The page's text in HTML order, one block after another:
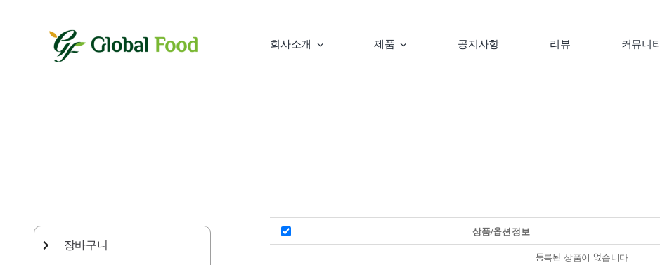
회사소개 제품 공지사항 리뷰 커뮤니티
장바구니
상품/옵션정보
등록된 상품이 없습니다